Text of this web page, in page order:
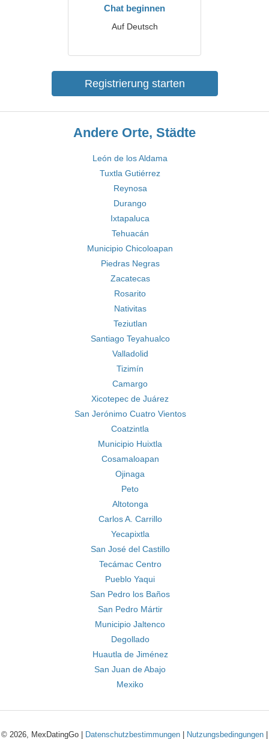
Chat beginnen
Auf Deutsch
Registrierung starten
Andere Orte, Städte
León de los Aldama
Tuxtla Gutiérrez
Reynosa
Durango
Ixtapaluca
Tehuacán
Municipio Chicoloapan
Piedras Negras
Zacatecas
Rosarito
Nativitas
Teziutlan
Santiago Teyahualco
Valladolid
Tizimín
Camargo
Xicotepec de Juárez
San Jerónimo Cuatro Vientos
Coatzintla
Municipio Huixtla
Cosamaloapan
Ojinaga
Peto
Altotonga
Carlos A. Carrillo
Yecapixtla
San José del Castillo
Tecámac Centro
Pueblo Yaqui
San Pedro los Baños
San Pedro Mártir
Municipio Jaltenco
Degollado
Huautla de Jiménez
San Juan de Abajo
Mexiko
© 2026, MexDatingGo | Datenschutzbestimmungen Nutzungsbedingungen